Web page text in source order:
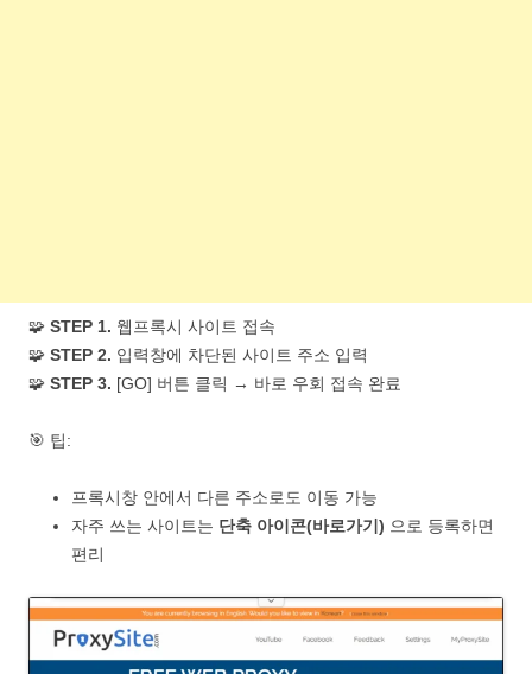
🧩 STEP 1. 웹프록시 사이트 접속
🧩 STEP 2. 입력창에 차단된 사이트 주소 입력
🧩 STEP 3. [GO] 버튼 클릭 → 바로 우회 접속 완료
🎯 팁:
프록시창 안에서 다른 주소로도 이동 가능
자주 쓰는 사이트는 단축 아이콘(바로가기) 으로 등록하면
편리